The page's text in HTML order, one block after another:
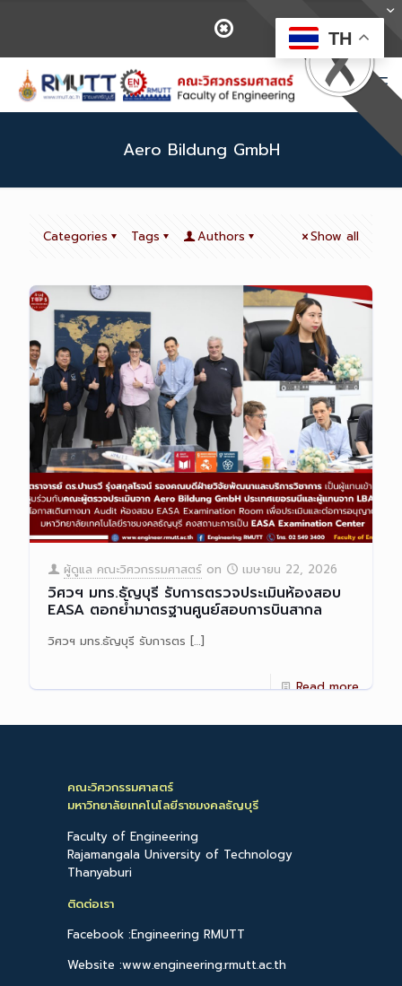
Aero Bildung GmbH
Categories Tags Authors Show all
ผู้ดูแล คณะวิศวกรรมศาสตร์ on เมษายน 22, 2026
วิศวฯ มทร.ธัญบุรี รับการตรวจประเมินห้องสอบ
EASA ตอกย้ำมาตรฐานศูนย์สอบการบินสากล
วิศวฯ มทร.ธัญบุรี รับการตร […]
Read more
คณะวิศวกรรมศาสตร์
มหาวิทยาลัยเทคโนโลยีราชมงคลธัญบุรี
Faculty of Engineering
Rajamangala University of Technology
Thanyaburi
ติดต่อเรา
Facebook :Engineering RMUTT
Website :www.engineering.rmutt.ac.th
TH